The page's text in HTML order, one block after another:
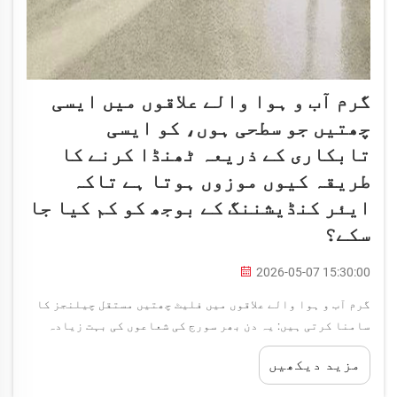
گرم آب و ہوا والے علاقوں میں ایسی
چھتیں جو سطحی ہوں، کو ایسی
تابکاری کے ذریعہ ٹھنڈا کرنے کا
طریقہ کیوں موزوں ہوتا ہے تاکہ
ایئر کنڈیشننگ کے بوجھ کو کم کیا جا
سکے؟
2026-05-07 15:30:00
گرم آب و ہوا والے علاقوں میں فلیٹ چھتیں مستقل چیلنجز کا
سامنا کرتی ہیں: یہ دن بھر سورج کی شعاعوں کی بہت زیادہ
مقدار جذب کرتی ہیں، جس کی وجہ سے عمارت کی سطحیں حرارت کے
ذخائر میں تبدیل ہو جاتی ہیں، جو اندرونی درجہ حرارت کو
مزید دیکھیں